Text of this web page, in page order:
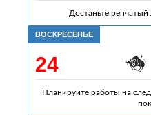
Достаньте репчатый
ВОСКРЕСЕНЬЕ
24
Планируйте работы на